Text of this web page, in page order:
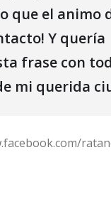
que el animo
Y quería
frase con
mi querida